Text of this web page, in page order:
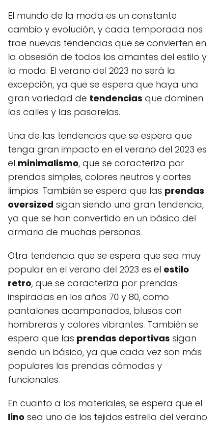
El mundo de la moda es un constante
cambio y evolución, y cada temporada nos
trae nuevas tendencias que se convierten en
la obsesión de todos los amantes del estilo y
la moda. El verano del 2023 no será la
excepción, ya que se espera que haya una
gran variedad de tendencias que dominen
las calles y las pasarelas.
Una de las tendencias que se espera que
tenga gran impacto en el verano del 2023 es
el minimalismo, que se caracteriza por
prendas simples, colores neutros y cortes
limpios. También se espera que las prendas
oversized sigan siendo una gran tendencia,
ya que se han convertido en un básico del
armario de muchas personas.
Otra tendencia que se espera que sea muy
popular en el verano del 2023 es el estilo
retro, que se caracteriza por prendas
inspiradas en los años 70 y 80, como
pantalones acampanados, blusas con
hombreras y colores vibrantes. También se
espera que las prendas deportivas sigan
siendo un básico, ya que cada vez son más
populares las prendas cómodas y
funcionales.
En cuanto a los materiales, se espera que el
lino sea uno de los tejidos estrella del verano